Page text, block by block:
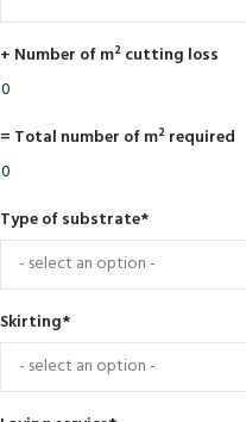
+ Number of m² cutting loss
= Total number of m² required
Type of substrate*
Skirting*